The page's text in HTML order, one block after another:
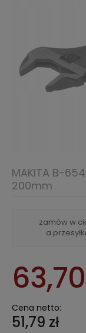
zamów w
a
MAKITA B-
200mm
63,70
Cena netto:
51,79 zł